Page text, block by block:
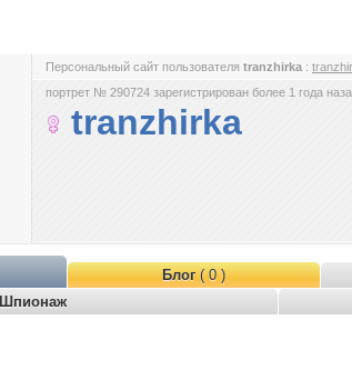
Персональный сайт пользователя tranzhirka :
портрет № 290724 зарегистрирован более 1 года
tranzhirka
Блог( 0 )
Шпионаж